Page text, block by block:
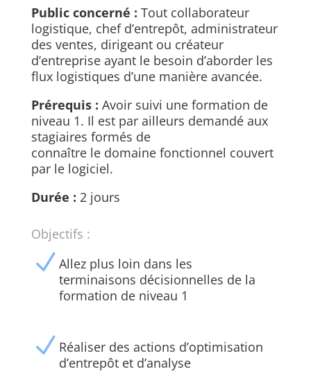
Public concerné : Tout collaborateur
logistique, chef d’entrepôt, administrateur
des ventes, dirigeant ou créateur
d’entreprise ayant le besoin d’aborder les
flux logistiques d’une manière avancée.
Prérequis : Avoir suivi une formation de
niveau 1. Il est par ailleurs demandé aux
stagiaires formés de
connaître le domaine fonctionnel couvert
par le logiciel.
Durée : 2 jours
Objectifs :
N Allez plus loin dans les
terminaisons décisionnelles de la
formation de niveau 1
N Réaliser des actions d’optimisation
d’entrepôt et d’analyse